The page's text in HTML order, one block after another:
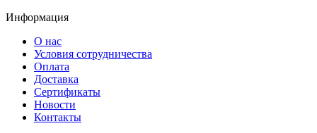
Информация
О нас
Условия сотрудничества
Оплата
Доставка
Сертификаты
Новости
Контакты